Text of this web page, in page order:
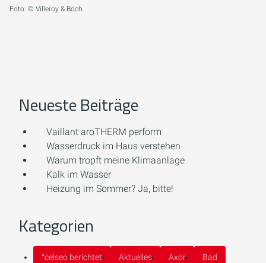
Foto: © Villeroy & Boch
Neueste Beiträge
Vaillant aroTHERM perform
Wasserdruck im Haus verstehen
Warum tropft meine Klimaanlage
Kalk im Wasser
Heizung im Sommer? Ja, bitte!
Kategorien
°celseo berichtet Aktuelles Axor Bad